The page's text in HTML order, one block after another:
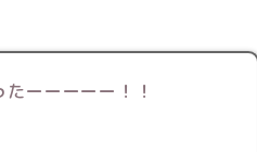
ーーーーー！！